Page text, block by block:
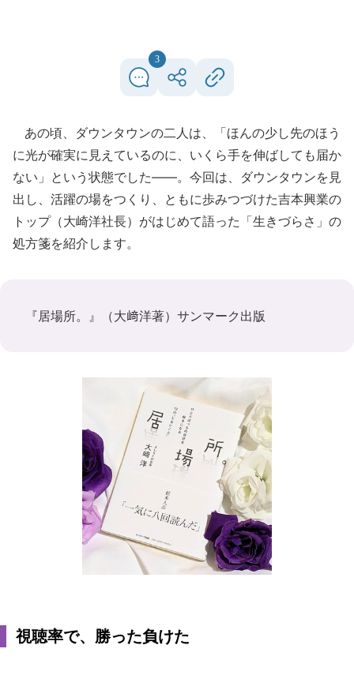
3
あの頃、ダウンタウンの二人は、「ほんの少し先のほう
に光が確実に見えているのに、いくら手を伸ばしても届か
ない」という状態でした――。今回は、ダウンタウンを見
出し、活躍の場をつくり、ともに歩みつづけた吉本興業の
トップ（大崎洋社長）がはじめて語った「生きづらさ」の
処方箋を紹介します。
『居場所。』（大﨑洋著）サンマーク出版
視聴率で、勝った負けた